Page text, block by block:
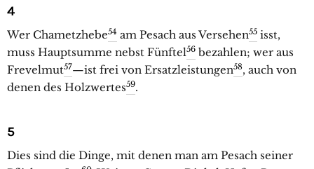
4
Wer Chametzhebe54 am Pesach aus Versehen55 isst,
muss Hauptsumme nebst Fünftel56 bezahlen; wer aus
Frevelmut57—ist frei von Ersatzleistungen58, auch von
denen des Holzwertes59.
5
Dies sind die Dinge, mit denen man am Pesach seiner